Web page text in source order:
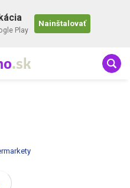
Play
Nainštalovať
.sk